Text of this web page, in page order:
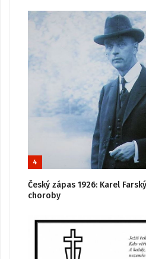
4
Český zápas 1926: Karel
choroby